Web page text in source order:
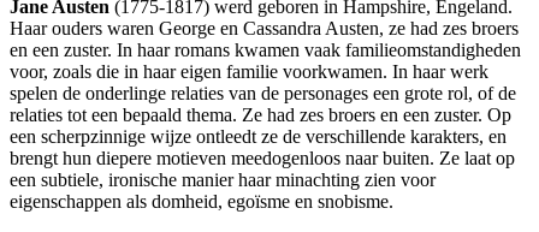
Jane Austen (1775-1817) werd geboren in Hampshire, Engeland.
Haar ouders waren George en Cassandra Austen, ze had zes broers
en een zuster. In haar romans kwamen vaak familieomstandigheden
voor, zoals die in haar eigen familie voorkwamen. In haar werk
spelen de onderlinge relaties van de personages een grote rol, of de
relaties tot een bepaald thema. Ze had zes broers en een zuster. Op
een scherpzinnige wijze ontleedt ze de verschillende karakters, en
brengt hun diepere motieven meedogenloos naar buiten. Ze laat op
een subtiele, ironische manier haar minachting zien voor
eigenschappen als domheid, egoïsme en snobisme.